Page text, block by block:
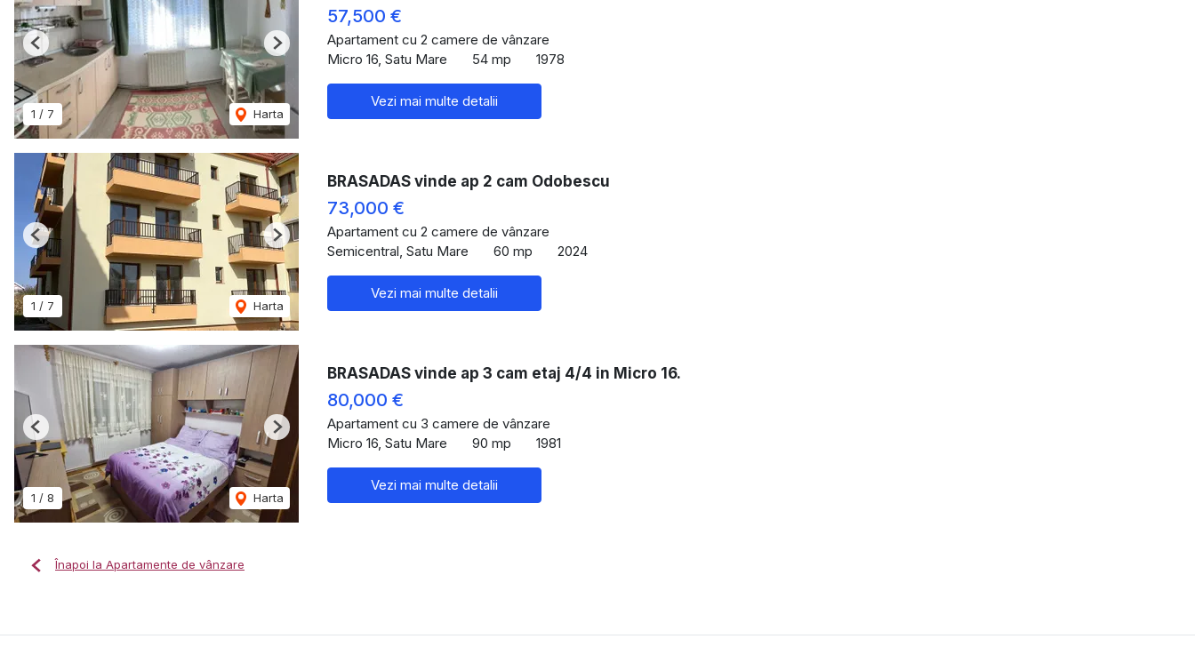
1 / 7 Harta
Previous Next
57,500 €
Apartament cu 2 camere de vânzare
Micro 16, Satu Mare
54 mp 1978
Vezi mai multe detalii
1 / 7 Harta
Previous Next
BRASADAS vinde ap 2 cam Odobescu
73,000 €
Apartament cu 2 camere de vânzare
Semicentral, Satu Mare
60 mp 2024
Vezi mai multe detalii
1 / 8 Harta
Previous Next
BRASADAS vinde ap 3 cam etaj 4/4 in Micro 16.
80,000 €
Apartament cu 3 camere de vânzare
Micro 16, Satu Mare
90 mp 1981
Vezi mai multe detalii
Înapoi la Apartamente de vânzare